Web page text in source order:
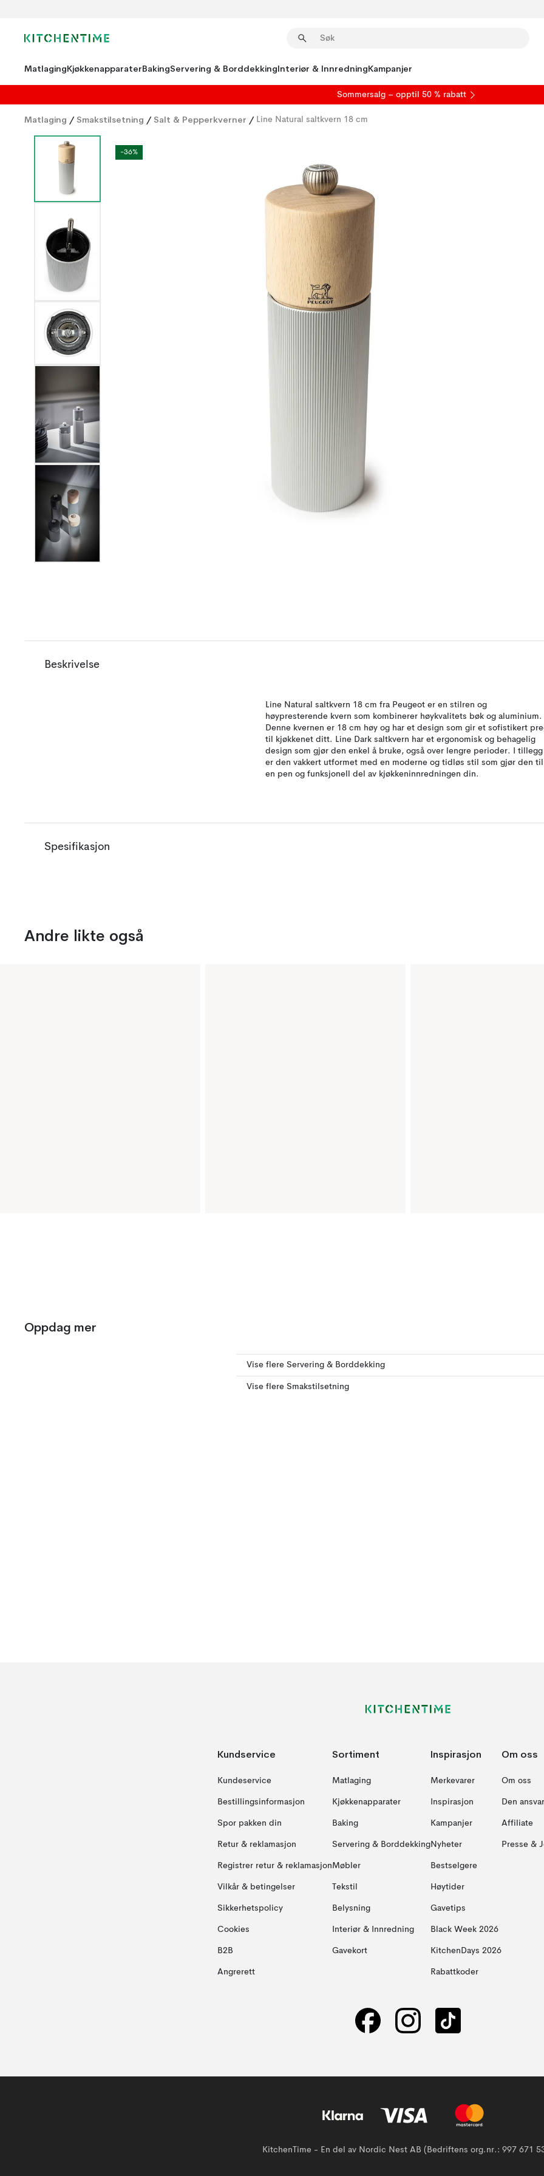
MatlagingKjøkkenapparaterBakingServering & BorddekkingInteriør & InnredningKampanjer
Sommersalg – opptil 50 % rabatt
Matlaging / Smakstilsetning / Salt & Pepperkverner / Line Natural saltkvern 18 cm
-36%
Beskrivelse
Line Natural saltkvern 18 cm fra Peugeot er en stilren og
høypresterende kvern som kombinerer høykvalitets bøk og aluminium.
Denne kvernen er 18 cm høy og har et design som gir et sofistikert
til kjøkkenet ditt. Line Dark saltkvern har et ergonomisk og behagelig
design som gjør den enkel å bruke, også over lengre perioder. I tillegg
er den vakkert utformet med en moderne og tidløs stil som gjør den til
en pen og funksjonell del av kjøkkeninnredningen din.
Spesifikasjon
Andre likte også
Oppdag mer
Vise flere Servering & Borddekking
Vise flere Smakstilsetning
Kundservice
Kundeservice
Bestillingsinformasjon
Spor pakken din
Retur & reklamasjon
Registrer retur & reklamasjon
Vilkår & betingelser
Sikkerhetspolicy
Cookies
B2B
Angrerett
Sortiment
Matlaging
Kjøkkenapparater
Baking
Servering & Borddekking
Møbler
Tekstil
Belysning
Interiør & Innredning
Gavekort
Inspirasjon
Merkevarer
Inspirasjon
Kampanjer
Nyheter
Bestselgere
Høytider
Gavetips
Black Week 2026
KitchenDays 2026
Rabattkoder
Om oss
Om oss
Den
Affiliate
Presse &
KitchenTime - En del av Nordic Nest AB (Bedriftens org.nr.: 997 671